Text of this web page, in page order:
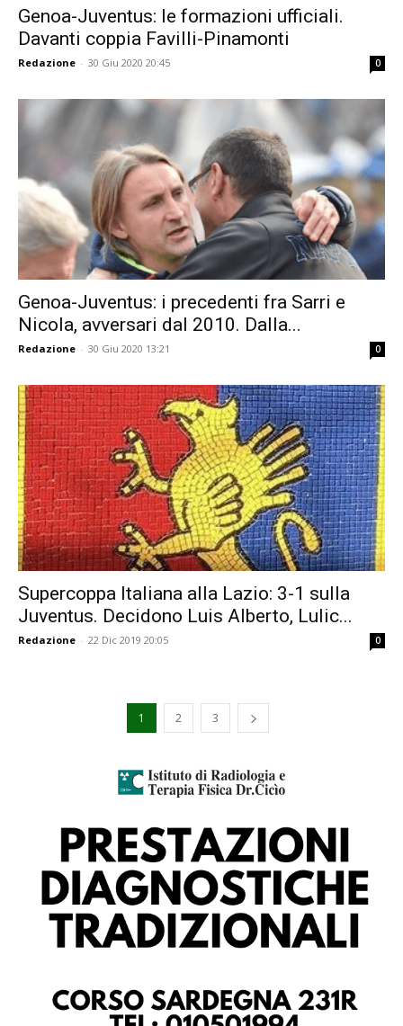
Genoa-Juventus: le formazioni ufficiali.
Davanti coppia Favilli-Pinamonti
Redazione - 30 Giu 2020 20:45 0
Genoa-Juventus: i precedenti fra Sarri e
Nicola, avversari dal 2010. Dalla...
Redazione - 30 Giu 2020 13:21 0
Supercoppa Italiana alla Lazio: 3-1 sulla
Juventus. Decidono Luis Alberto, Lulic...
Redazione - 22 Dic 2019 20:05 0
1 2 3